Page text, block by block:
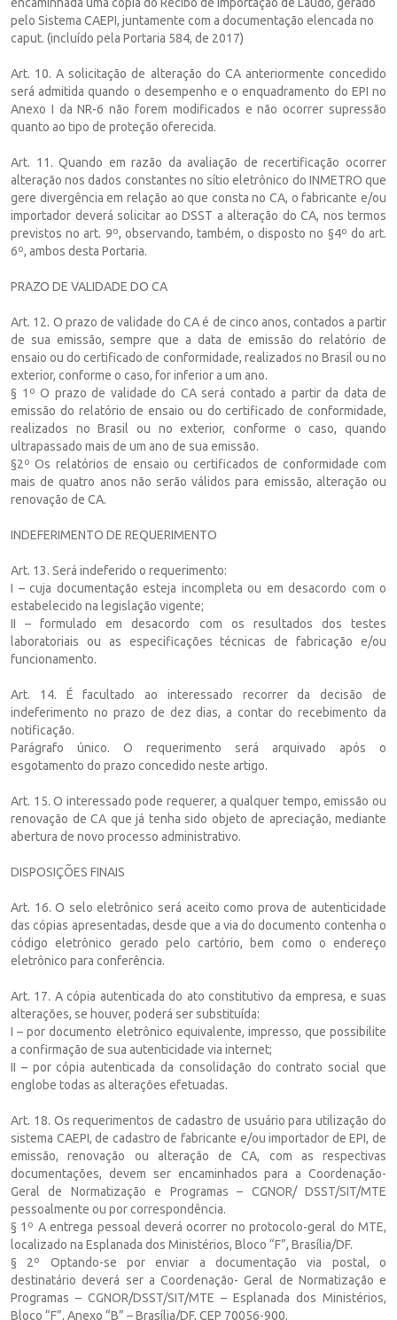
pelo Sistema CAEPI, juntamente com a documentação elencada no
caput. (incluído pela Portaria 584, de 2017)
Art. 10. A solicitação de alteração do CA anteriormente concedido
será admitida quando o desempenho e o enquadramento do EPI no
Anexo I da NR-6 não forem modificados e não ocorrer supressão
quanto ao tipo de proteção oferecida.
Art. 11. Quando em razão da avaliação de recertificação ocorrer
alteração nos dados constantes no sítio eletrônico do INMETRO que
gere divergência em relação ao que consta no CA, o fabricante e/ou
importador deverá solicitar ao DSST a alteração do CA, nos termos
previstos no art. 9º, observando, também, o disposto no §4º do art.
6º, ambos desta Portaria.
PRAZO DE VALIDADE DO CA
Art. 12. O prazo de validade do CA é de cinco anos, contados a partir
de sua emissão, sempre que a data de emissão do relatório de
ensaio ou do certificado de conformidade, realizados no Brasil ou no
exterior, conforme o caso, for inferior a um ano.
§ 1º O prazo de validade do CA será contado a partir da data de
emissão do relatório de ensaio ou do certificado de conformidade,
realizados no Brasil ou no exterior, conforme o caso, quando
ultrapassado mais de um ano de sua emissão.
§2º Os relatórios de ensaio ou certificados de conformidade com
mais de quatro anos não serão válidos para emissão, alteração ou
renovação de CA.
INDEFERIMENTO DE REQUERIMENTO
Art. 13. Será indeferido o requerimento:
I – cuja documentação esteja incompleta ou em desacordo com o
estabelecido na legislação vigente;
II – formulado em desacordo com os resultados dos testes
laboratoriais ou as especificações técnicas de fabricação e/ou
funcionamento.
Art. 14. É facultado ao interessado recorrer da decisão de
indeferimento no prazo de dez dias, a contar do recebimento da
notificação.
Parágrafo único. O requerimento será arquivado após o
esgotamento do prazo concedido neste artigo.
Art. 15. O interessado pode requerer, a qualquer tempo, emissão ou
renovação de CA que já tenha sido objeto de apreciação, mediante
abertura de novo processo administrativo.
DISPOSIÇÕES FINAIS
Art. 16. O selo eletrônico será aceito como prova de autenticidade
das cópias apresentadas, desde que a via do documento contenha o
código eletrônico gerado pelo cartório, bem como o endereço
eletrônico para conferência.
Art. 17. A cópia autenticada do ato constitutivo da empresa, e suas
alterações, se houver, poderá ser substituída:
I – por documento eletrônico equivalente, impresso, que possibilite
a confirmação de sua autenticidade via internet;
II – por cópia autenticada da consolidação do contrato social que
englobe todas as alterações efetuadas.
Art. 18. Os requerimentos de cadastro de usuário para utilização do
sistema CAEPI, de cadastro de fabricante e/ou importador de EPI, de
emissão, renovação ou alteração de CA, com as respectivas
documentações, devem ser encaminhados para a Coordenação-
Geral de Normatização e Programas – CGNOR/ DSST/SIT/MTE
pessoalmente ou por correspondência.
§ 1º A entrega pessoal deverá ocorrer no protocolo-geral do MTE,
localizado na Esplanada dos Ministérios, Bloco “F”, Brasília/DF.
§ 2º Optando-se por enviar a documentação via postal, o
destinatário deverá ser a Coordenação- Geral de Normatização e
Programas – CGNOR/DSST/SIT/MTE – Esplanada dos Ministérios,
Bloco “F”, Anexo “B” – Brasília/DF, CEP 70056-900.